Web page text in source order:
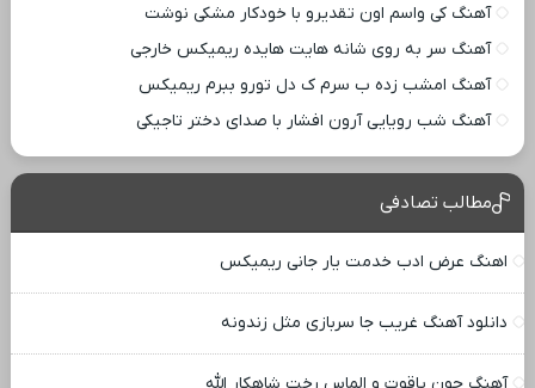
آهنگ کی واسم اون تقدیرو با خودکار مشکی نوشت
آهنگ سر به روی شانه هایت هایده ریمیکس خارجی
آهنگ امشب زده ب سرم ک دل تورو ببرم ریمیکس
آهنگ شب رویایی آرون افشار با صدای دختر تاجیکی
مطالب تصادفی
اهنگ عرض ادب خدمت یار جانی ریمیکس
دانلود آهنگ غریب جا سربازی مثل زندونه